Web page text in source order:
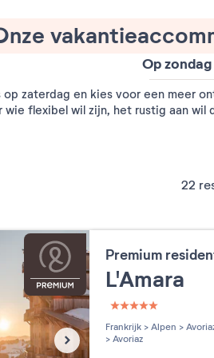
Op
zaterdag en kies voor een meer
flexibel wil zijn, het rustig aan wil
22
Premium
L'Amara
5 étoiles sur 5
Frankrijk > Alpen >
> Avoriaz